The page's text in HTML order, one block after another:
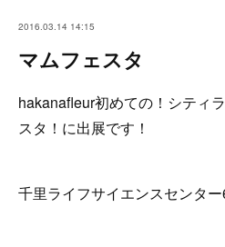
2016.03.14 14:15
マムフェスタ
hakanafleur初めての！シティ
スタ！に出展です！
千里ライフサイエンスセンター